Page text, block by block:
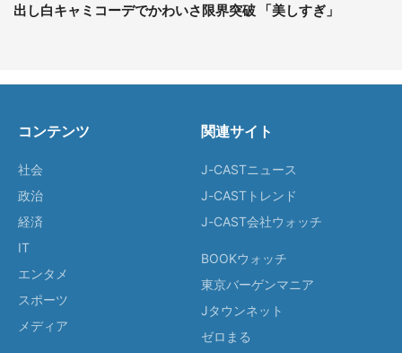
出し白キャミコーデでかわいさ限界突破 「美しすぎ」
コンテンツ
社会
政治
経済
IT
エンタメ
スポーツ
メディア
関連サイト
J-CASTニュース
J-CASTトレンド
J-CAST会社ウォッチ
BOOKウォッチ
東京バーゲンマニア
Jタウンネット
ゼロまる